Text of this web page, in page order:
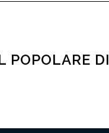
POPOLARE DI